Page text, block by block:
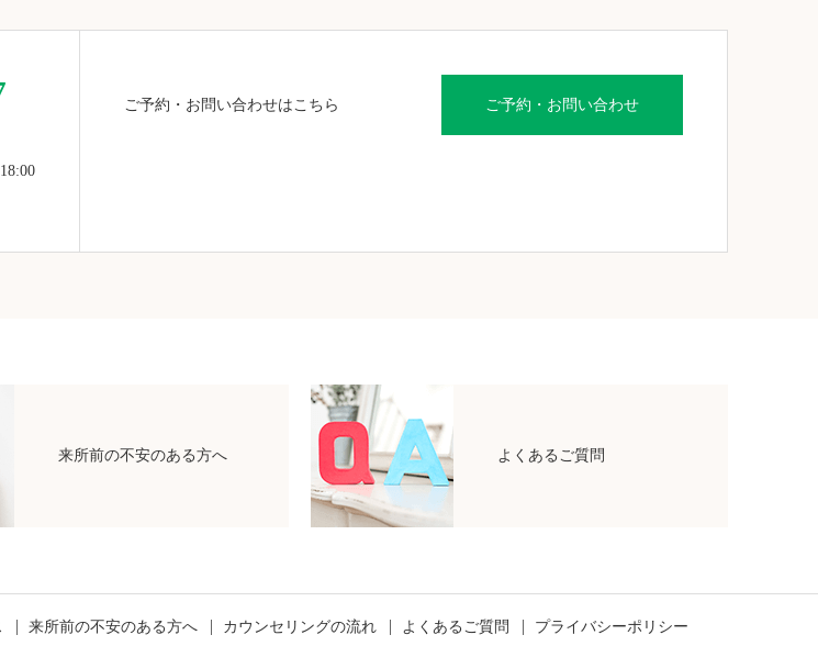
ご予約・お問い合わせはこちら ご予約・お問い合わせ
来所前の不安のある方へ よくあるご質問
来所前の不安のある方へ カウンセリングの流れ よくあるご質問 プライバシーポリシー